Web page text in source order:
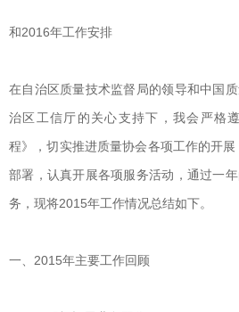
和2016年工作安排
在自治区质量技术监督局的领导和中国
治区工信厅的关心支持下，我会严格
程》，切实推进质量协会各项工作的开
部署，认真开展各项服务活动，通过一
务，现将2015年工作情况总结如下。
一、2015年主要工作回顾